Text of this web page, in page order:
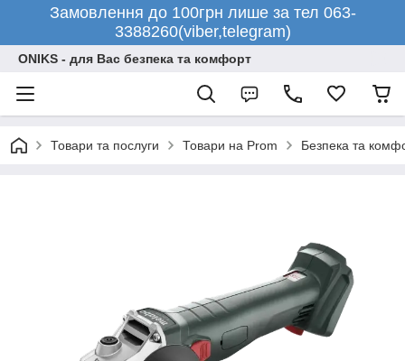
Замовлення до 100грн лише за тел 063-
3388260(viber,telegram)
ONIKS - для Вас безпека та комфорт
Товари та послуги Товари на Prom Безпека та